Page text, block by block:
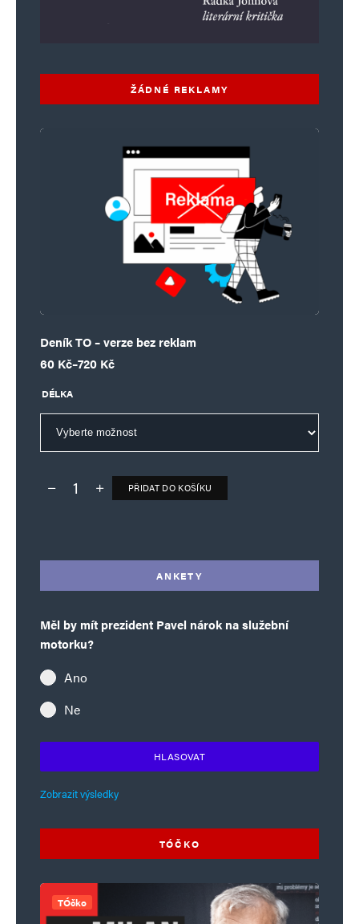
ŽÁDNÉ REKLAMY
Deník TO – verze bez reklam
60 Kč–720 Kč
Rozpětí cen: 60 Kč až 720 Kč
DÉLKA
Deník TO – verze bez reklam množství
PŘIDAT DO KOŠÍKU
ANKETY
Měl by mít prezident Pavel nárok na služební
motorku?
Ano
Ne
HLASOVAT
Zobrazit výsledky
TÓČKO
TÓčko